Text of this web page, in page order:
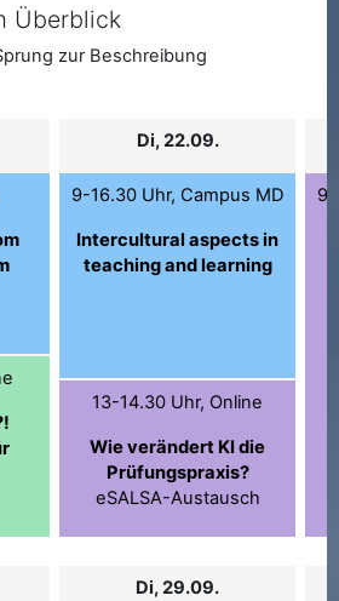
Überblick
zur Beschreibung
Di, 22.09.
9-16.30 Uhr, Campus MD
Intercultural aspects in
teaching and learning
13-14.30 Uhr, Online
Wie verändert KI die
Prüfungspraxis?
eSALSA-Austausch
9-
Di, 29.09.